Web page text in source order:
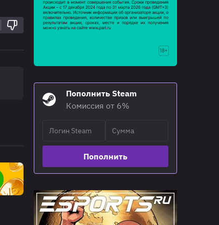
Пополнить Steam
Комиссия от 6%
Пополнить